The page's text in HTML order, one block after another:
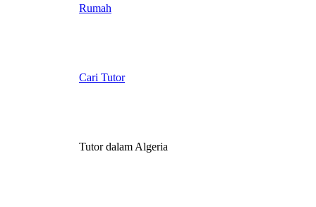
Rumah
Cari Tutor
Tutor dalam Algeria